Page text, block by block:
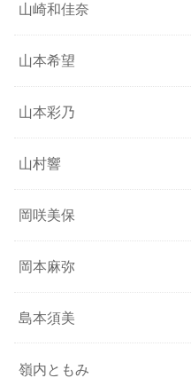
山崎和佳奈
山本希望
山本彩乃
山村響
岡咲美保
岡本麻弥
島本須美
嶺内ともみ